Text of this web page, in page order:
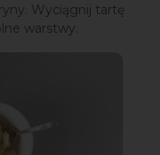
Wyciągnij tartę
warstwy.